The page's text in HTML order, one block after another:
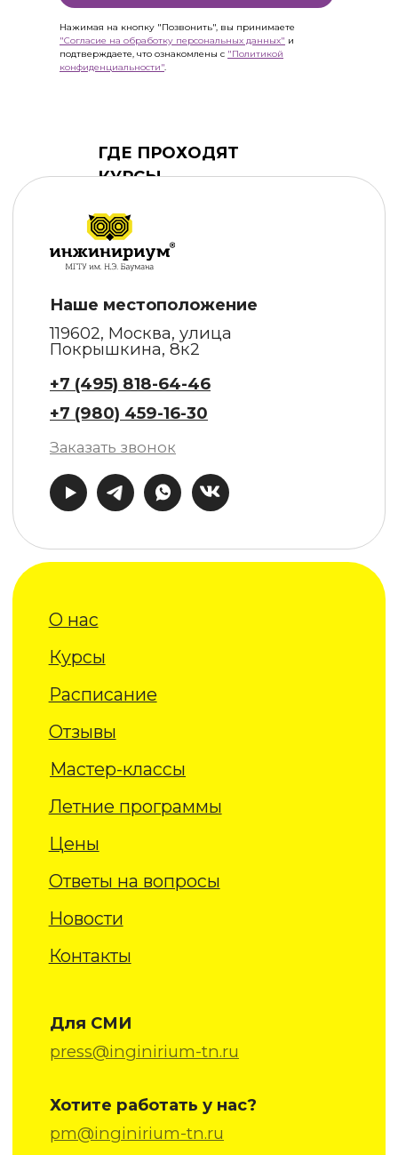
Нажимая на кнопку "Позвонить", вы принимаете
"Согласие на обработку персональных данных" и
подтверждаете, что ознакомлены с "Политикой
конфиденциальности".
ГДЕ ПРОХОДЯТ
КУРСЫ